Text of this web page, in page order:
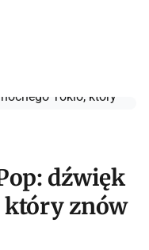
dźwięk
który znów